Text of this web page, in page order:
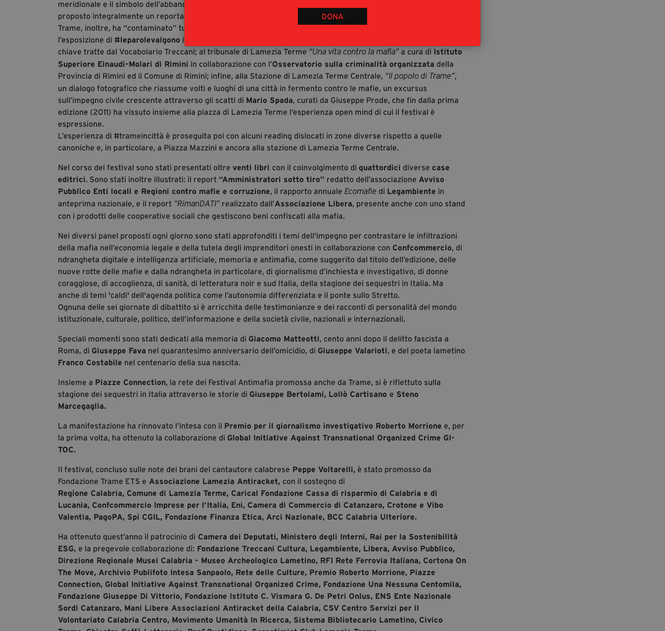
DONA
meridionale e il simbolo dell’abbandono da parte dello Stato di una porzione del proprio territorio: la raccolta ha
proposto integralmente un reportage risalente al 1948 e commissionato dall’Europeo.
Trame, inoltre, ha “contaminato” tutto il territorio lametino con altre installazioni: al teatro Costabile
l’esposizione di #leparolevalgono in collaborazione con
chiave tratte dal Vocabolario Treccani; al tribunale di Lamezia Terme “Una vita contro la mafia”a cura di Istituto
Superiore Einaudi-Molari di Rimini in collaborazione con l’Osservatorio sulla criminalità organizzata della
Provincia di Rimini ed il Comune di Rimini; infine, alla Stazione di Lamezia Terme Centrale, “Il popolo di Trame”,
un dialogo fotografico che riassume volti e luoghi di una città in fermento contro le mafie, un excursus
sull’impegno civile crescente attraverso gli scatti di Mario Spada, curati da Giuseppe Prode, che fin dalla prima
edizione (2011) ha vissuto insieme alla piazza di Lamezia Terme l’esperienza open mind di cui il festival è
espressione.
L’esperienza di #trameincittà è proseguita poi con alcuni reading dislocati in zone diverse rispetto a quelle
canoniche e, in particolare, a Piazza Mazzini e ancora alla stazione di Lamezia Terme Centrale.
Nel corso del festival sono stati presentati oltre venti libri con il coinvolgimento di quattordici diverse case
editrici. Sono stati inoltre illustrati: il report “Amministratori sotto tiro” redatto dell’associazione Avviso
Pubblico Enti locali e Regioni contro mafie e corruzione, il rapporto annuale Ecomafie di Legambiente in
anteprima nazionale, e il report “RimanDATI” realizzato dall’Associazione Libera, presente anche con uno stand
con i prodotti delle cooperative sociali che gestiscono beni confiscati alla mafia.
Nei diversi panel proposti ogni giorno sono stati approfonditi i temi dell'impegno per contrastare le infiltrazioni
della mafia nell’economia legale e della tutela degli imprenditori onesti in collaborazione con Confcommercio, di
ndrangheta digitale e intelligenza artificiale, memoria e antimafia, come suggerito dal titolo dell’edizione, delle
nuove rotte delle mafie e dalla ndrangheta in particolare, di giornalismo d’inchiesta e investigativo, di donne
coraggiose, di accoglienza, di sanità, di letteratura noir e sud Italia, della stagione dei sequestri in Italia. Ma
anche di temi 'caldi' dell'agenda politica come l’autonomia differenziata e il ponte sullo Stretto.
Ognuna delle sei giornate di dibattito si è arricchita delle testimonianze e dei racconti di personalità del mondo
istituzionale, culturale, politico, dell’informazione e della società civile, nazionali e internazionali.
Speciali momenti sono stati dedicati alla memoria di Giacomo Matteotti, cento anni dopo il delitto fascista a
Roma, di Giuseppe Fava nel quarantesimo anniversario dell’omicidio, di Giuseppe Valarioti, e del poeta lametino
Franco Costabile nel centenario della sua nascita.
Insieme a Piazze Connection, la rete dei Festival Antimafia promossa anche da Trame, si è riflettuto sulla
stagione dei sequestri in Italia attraverso le storie di Giuseppe Bertolami, Lollò Cartisano e Steno
Marcegaglia.
La manifestazione ha rinnovato l’intesa con il Premio per il giornalismo investigativo Roberto Morrione e, per
la prima volta, ha ottenuto la collaborazione di Global Initiative Against Transnational Organized Crime GI-
TOC.
Il festival, concluso sulle note dei brani del cantautore calabrese Peppe Voltarelli, è stato promosso da
Fondazione Trame ETS e Associazione Lamezia Antiracket, con il sostegno di
Regione Calabria, Comune di Lamezia Terme, Carical Fondazione Cassa di risparmio di Calabria e di
Lucania, Confcommercio Imprese per l’Italia, Eni, Camera di Commercio di Catanzaro, Crotone e Vibo
Valentia, PagoPA, Spi CGIL, Fondazione Finanza Etica, Arci Nazionale, BCC Calabria Ulteriore.
Ha ottenuto quest’anno il patrocinio di Camera dei Deputati, Ministero degli Interni, Rai per la Sostenibilità
ESG, e la pregevole collaborazione di: Fondazione Treccani Cultura, Legambiente, Libera, Avviso Pubblico,
Direzione Regionale Musei Calabria - Museo Archeologico Lametino, RFI Rete Ferrovia Italiana, Cortona On
The Move, Archivio Publifoto Intesa Sanpaolo, Rete delle Culture, Premio Roberto Morrione, Piazze
Connection, Global Initiative Against Transnational Organized Crime, Fondazione Una Nessuna Centomila,
Fondazione Giuseppe Di Vittorio, Fondazione Istituto C. Vismara G. De Petri Onlus, ENS Ente Nazionale
Sordi Catanzaro, Mani Libere Associazioni Antiracket della Calabria, CSV Centro Servizi per il
Volontariato Calabria Centro, Movimento Umanità In Ricerca, Sistema Bibliotecario Lametino, Civico